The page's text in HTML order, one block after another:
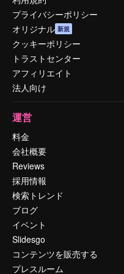
プライバシーポリシー
オリジナル 新規
クッキーポリシー
トラストセンター
アフィリエイト
法人向け
運営
料金
会社概要
Reviews
採用情報
検索トレンド
ブログ
イベント
Slidesgo
コンテンツを販売する
プレスルーム